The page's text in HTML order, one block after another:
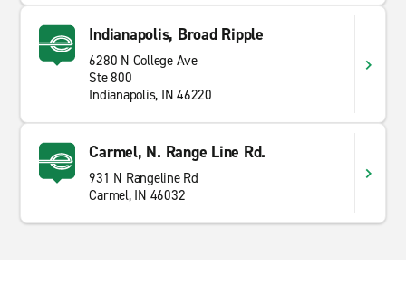
Indianapolis, Broad Ripple
6280 N College Ave
Ste 800
Indianapolis, IN 46220
Carmel, N. Range Line Rd.
931 N Rangeline Rd
Carmel, IN 46032